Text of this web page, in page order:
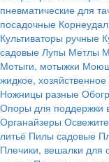
пневматические для
посадочные
Культиваторы ручные
садовые Лупы Метлы
Мотыги, мотыжки
жидкое, хозяйственное
Ножницы разные
Опоры для поддержки
Органайзеры
литьё Пилы садовые
Плечики, вешалки для